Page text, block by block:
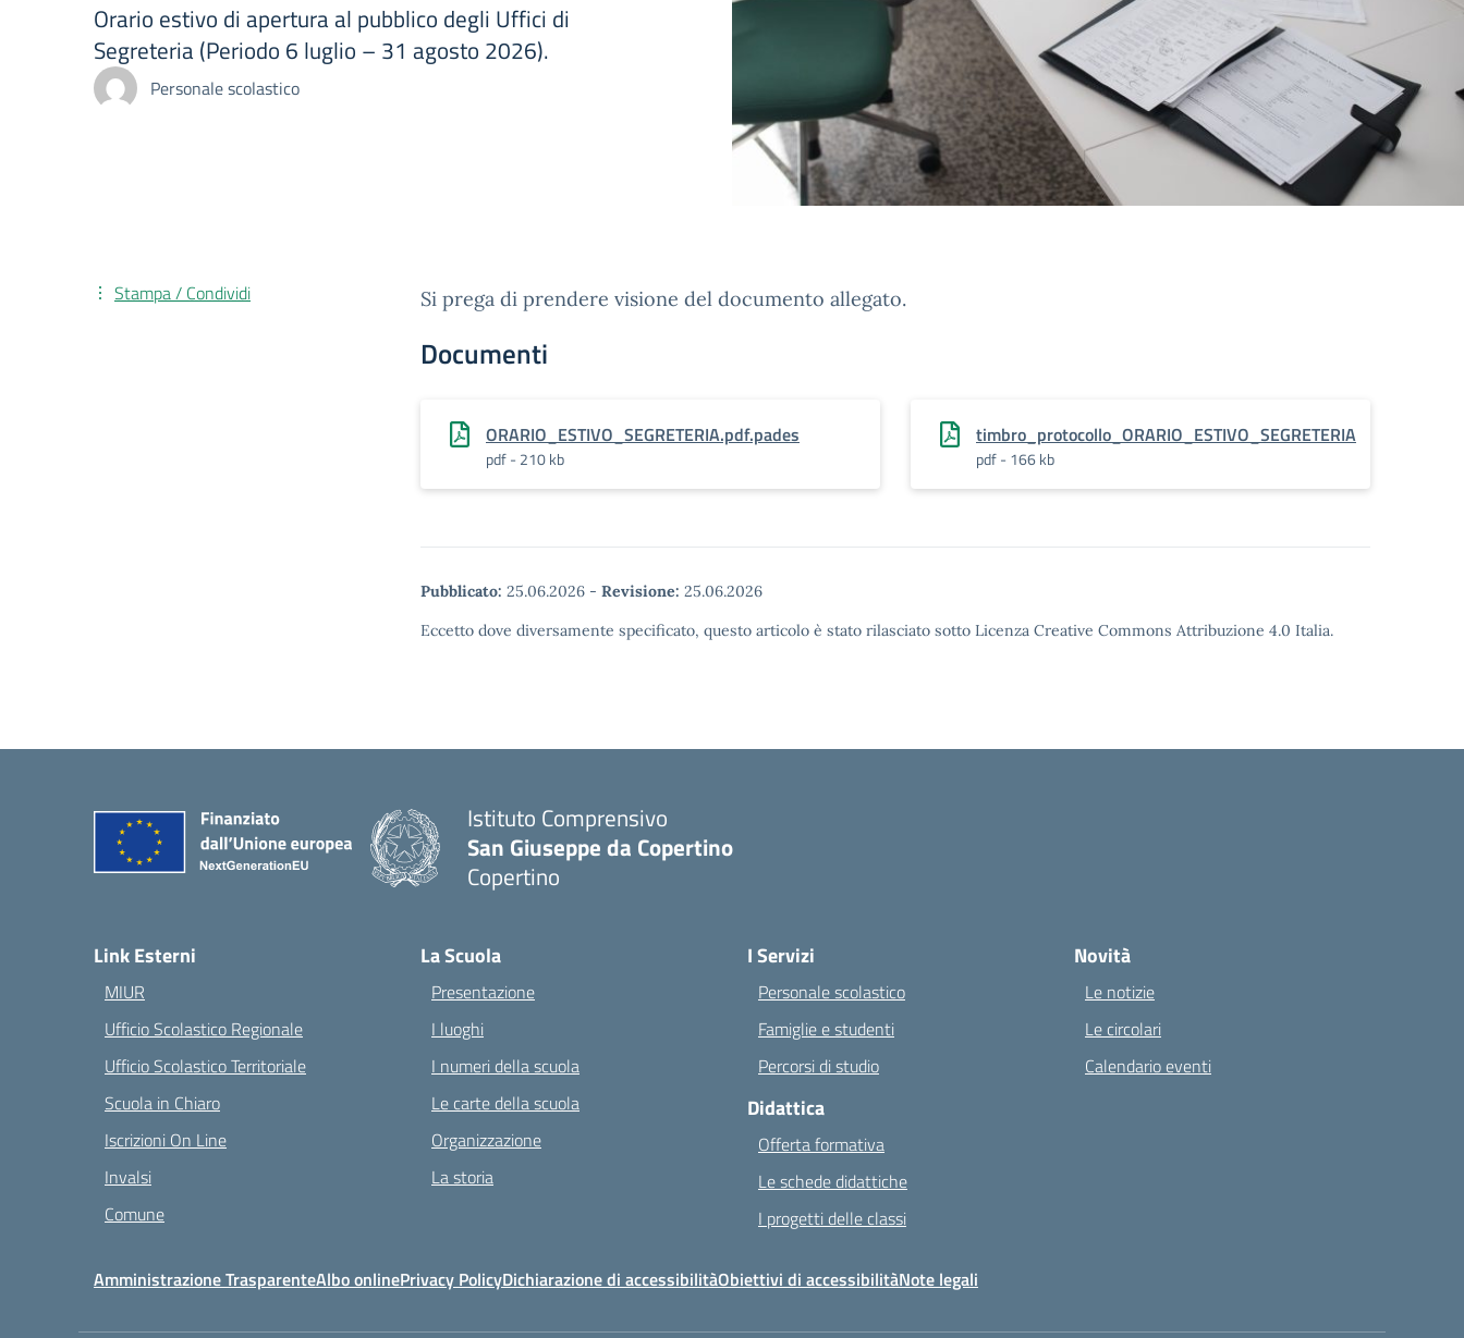
Orario estivo di apertura al pubblico degli Uffici di
Segreteria (Periodo 6 luglio – 31 agosto 2026).
Personale scolastico
Si prega di prendere visione del documento allegato.
Documenti
ORARIO_ESTIVO_SEGRETERIA.pdf.pades
pdf - 210 kb
timbro_protocollo_ORARIO_ESTIVO_SEGRETERIA
pdf - 166 kb
Pubblicato: 25.06.2026 - Revisione: 25.06.2026
Eccetto dove diversamente specificato, questo articolo è stato rilasciato sotto Licenza Creative Commons Attribuzione 4.0 Italia.
Stampa / Condividi
Istituto Comprensivo
San Giuseppe da Copertino
Copertino
Link Esterni
MIUR
Ufficio Scolastico Regionale
Ufficio Scolastico Territoriale
Scuola in Chiaro
Iscrizioni On Line
Invalsi
Comune
La Scuola
Presentazione
I luoghi
I numeri della scuola
Le carte della scuola
Organizzazione
La storia
I Servizi
Personale scolastico
Famiglie e studenti
Percorsi di studio
Didattica
Offerta formativa
Le schede didattiche
I progetti delle classi
Novità
Le notizie
Le circolari
Calendario eventi
Amministrazione TrasparenteAlbo onlinePrivacy PolicyDichiarazione di accessibilitàObiettivi di accessibilitàNote legali